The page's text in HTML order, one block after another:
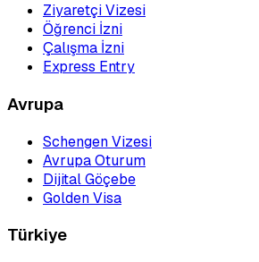
Ziyaretçi Vizesi
Öğrenci İzni
Çalışma İzni
Express Entry
Avrupa
Schengen Vizesi
Avrupa Oturum
Dijital Göçebe
Golden Visa
Türkiye